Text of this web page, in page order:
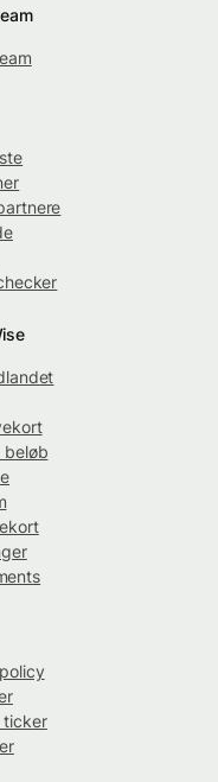
beløb
ticker